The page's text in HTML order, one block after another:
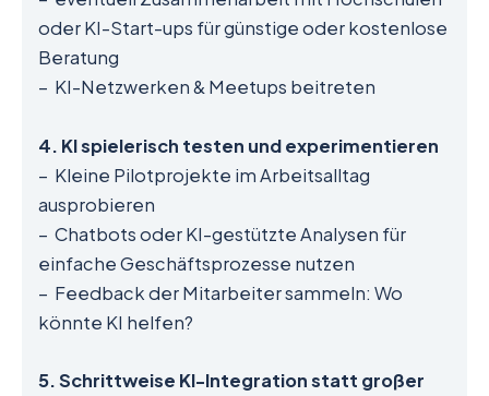
oder KI-Start-ups für günstige oder kostenlose
Beratung
– KI-Netzwerken & Meetups beitreten
4. KI spielerisch testen und experimentieren
– Kleine Pilotprojekte im Arbeitsalltag
ausprobieren
– Chatbots oder KI-gestützte Analysen für
einfache Geschäftsprozesse nutzen
– Feedback der Mitarbeiter sammeln: Wo
könnte KI helfen?
5. Schrittweise KI-Integration statt großer